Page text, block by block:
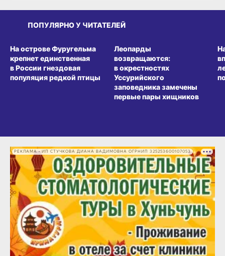
ПОПУЛЯРНО У ЧИТАТЕЛЕЙ
На острове Фуругельма
крепнет единственная
в России гнездовая
популяция редкой птицы
Леопарды
возвращаются:
в окрестностях
Уссурийского
заповедника замечены
первые пары хищников
РЕКЛАМА • ИП СТУЧКОВА ДИАНА ВАДИМОВНА ОГРНИП 325253600107053